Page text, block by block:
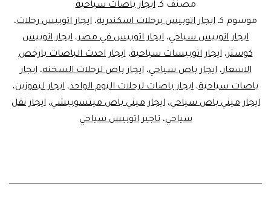
مصنف كـايجار باصات سياحية
موسوم كـ ايجار اتوبيس برحلات اسكندرية، ايجار اتوبيس رحلات،
ايجار اتوبيس سياحي، ايجار اتوبيس في مصر، ايجار اتوبيس
كوستر،ايجار اتوبيسات سياحية،ايجار احدث الباصات بارخص
الاسعار،ايجار باص سياحي،ايجار باص لرحلات السخنه،ايجار
باصات سياحية، ايجار باصات لرحلات اليوم الواحد، ايجار ليموزين،
ايجار ميني باص سياحي،ايجار ميني باص ميتسوبيشي،ايجار نقل
سياحي،تاجير اتوبيس سياحي